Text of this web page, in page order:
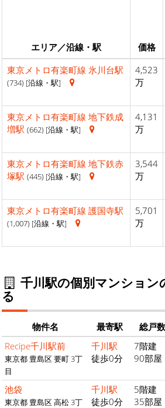
エリア／沿線・駅 価格
東京メトロ有楽町線 氷川台駅
(734) [沿線・駅]
4,523
万
東京メトロ有楽町線 地下鉄成
増駅 (662) [沿線・駅]
4,131
万
東京メトロ有楽町線 地下鉄赤
塚駅 (445) [沿線・駅]
3,544
万
東京メトロ有楽町線 護国寺駅
(1,007) [沿線・駅]
5,701
万
千川駅の個別マンション
る
物件名 最寄駅 総戸数
Recipe千川駅前
東京都 豊島区 要町 3丁
目
千川駅
徒歩0分
7階建
90部屋
池袋
東京都 豊島区 高松 3丁
千川駅
徒歩0分
5階建
35部屋